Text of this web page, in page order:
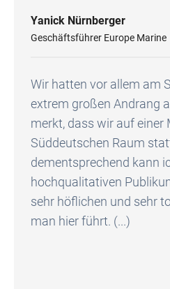
Yanick Nürnberger
Geschäftsführer Europe Marine
Wir hatten vor allem am
extrem großen Andrang
merkt, dass wir auf einer
Süddeutschen Raum
dementsprechend kann
hochqualitativen
sehr höflichen und sehr
man hier führt. (...)